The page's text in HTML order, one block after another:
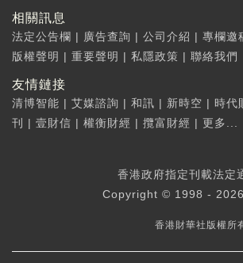
相關訊息
法定公告欄 | 廣告查詢 | 公司介紹 | 專欄邀
版權聲明 | 重要聲明 | 私隱政策 | 聯絡我們
友情鏈接
清博智能 | 艾媒諮詢 | 和訊 | 新時空 | 時代
刊
| 壹財信 | 權衡財經 | 攬富財經 | 更多...
香港政府指定刊載法定
Copyright © 1998 - 2026
香港財華社版權所